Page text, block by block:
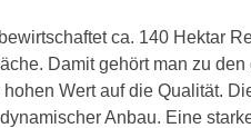
ca. 140 Hektar
Damit gehört man zu
Wert auf die Qualität.
Anbau. Eine